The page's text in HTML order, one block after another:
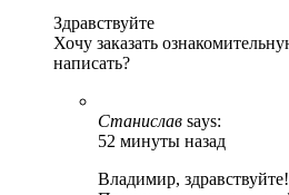
Здравствуйте
Хочу заказать
написать?
Станислав says:
52 минуты назад
Владимир, здравствуйте!